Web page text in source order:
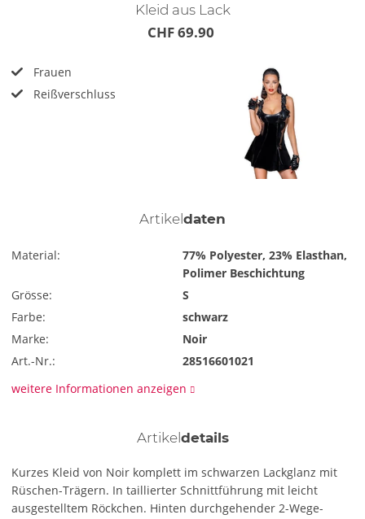
Kleid aus Lack
CHF 69.90
Frauen
Reißverschluss
Artikeldaten
Material:
77% Polyester, 23% Elasthan,
Polimer Beschichtung
Grösse:
S
Farbe:
schwarz
Marke:
Noir
Art.-Nr.:
28516601021
weitere Informationen anzeigen
Artikeldetails
Kurzes Kleid von Noir komplett im schwarzen Lackglanz mit
Rüschen-Trägern. In taillierter Schnittführung mit leicht
ausgestelltem Röckchen. Hinten durchgehender 2-Wege-